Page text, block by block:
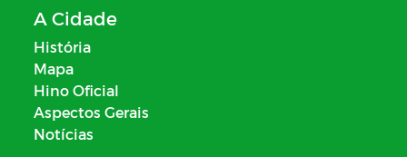
A Cidade
História
Mapa
Hino Oficial
Aspectos Gerais
Notícias